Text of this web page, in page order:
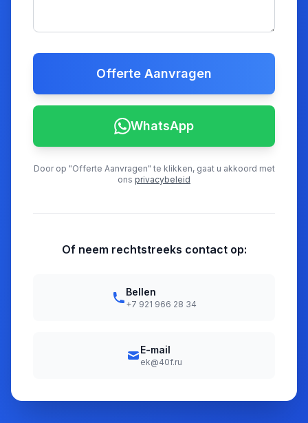
Offerte Aanvragen
WhatsApp
Door op "Offerte Aanvragen" te klikken, gaat u akkoord met
ons privacybeleid
Of neem rechtstreeks contact op:
Bellen
+7 921 966 28 34
E-mail
ek@40f.ru